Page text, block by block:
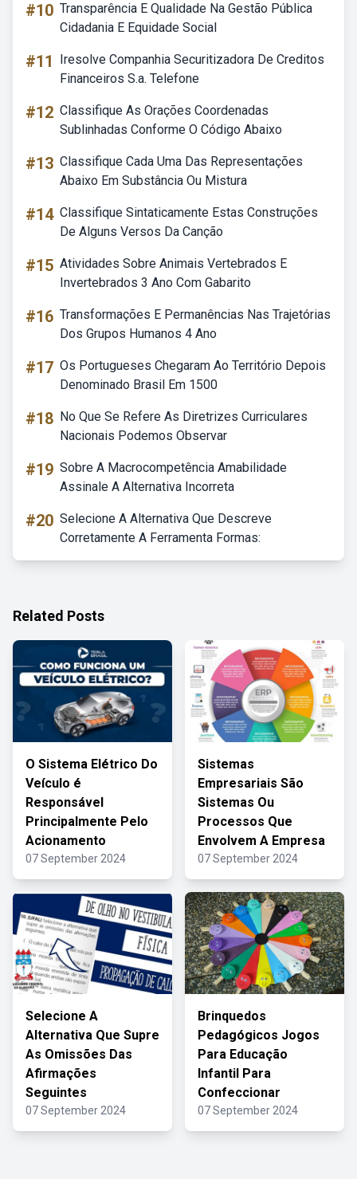
#10 Transparência E Qualidade Na Gestão Pública
Cidadania E Equidade Social
#11
Iresolve Companhia Securitizadora De Creditos
Financeiros S.a. Telefone
#12 Classifique As Orações Coordenadas
Sublinhadas Conforme O Código Abaixo
#13 Classifique Cada Uma Das Representações
Abaixo Em Substância Ou Mistura
#14 Classifique Sintaticamente Estas Construções
De Alguns Versos Da Canção
#15 Atividades Sobre Animais Vertebrados E
Invertebrados 3 Ano Com Gabarito
#16 Transformações E Permanências Nas Trajetórias
Dos Grupos Humanos 4 Ano
#17 Os Portugueses Chegaram Ao Território Depois
Denominado Brasil Em 1500
#18 No Que Se Refere As Diretrizes Curriculares
Nacionais Podemos Observar
#19 Sobre A Macrocompetência Amabilidade
Assinale A Alternativa Incorreta
#20 Selecione A Alternativa Que Descreve
Corretamente A Ferramenta Formas:
Related Posts
O Sistema Elétrico Do
Veículo é
Responsável
Principalmente Pelo
Acionamento
07 September 2024
Sistemas
Empresariais São
Sistemas Ou
Processos Que
Envolvem A Empresa
07 September 2024
Selecione A
Alternativa Que Supre
As Omissões Das
Afirmações
Seguintes
07 September 2024
Brinquedos
Pedagógicos Jogos
Para Educação
Infantil Para
Confeccionar
07 September 2024